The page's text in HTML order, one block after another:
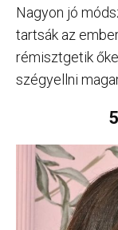
Nagyon jó
tartsák az
rémisztgetik
szégyellni